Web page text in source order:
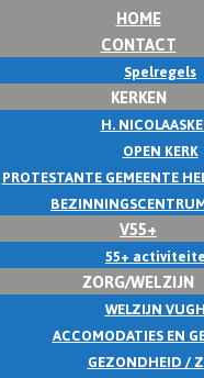
HOME
CONTACT
Spelregels
KERKEN
H.
OPEN KERK
PROTESTANTE GEMEENTE
V55+
55+
ZORG/WELZIJN
WELZIJN
ACCOMODATIES EN
GEZONDHEID /